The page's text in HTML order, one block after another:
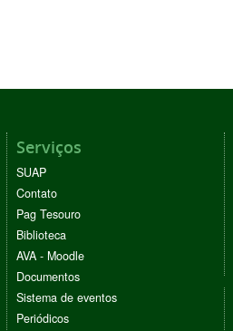
Serviços
SUAP
Contato
Pag Tesouro
Biblioteca
AVA - Moodle
Documentos
Sistema de eventos
Periódicos